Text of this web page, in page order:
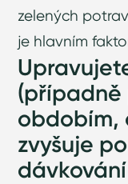
zelených
je hlavním
(případně
obdobím,
zvyšuje